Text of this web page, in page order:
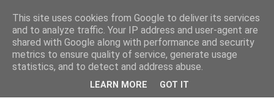
This site uses cookies from Google to deliver its services
and to analyze traffic. Your IP address and user-agent are
shared with Google along with performance and security
metrics to ensure quality of service, generate usage
statistics, and to detect and address abuse.
LEARN MORE GOT IT